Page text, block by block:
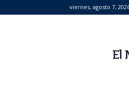
viernes, agosto 7,
Digital